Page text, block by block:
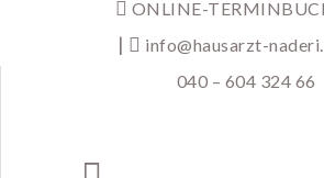
ONLINE-
| info@hausarzt-
040 – 604 324 66